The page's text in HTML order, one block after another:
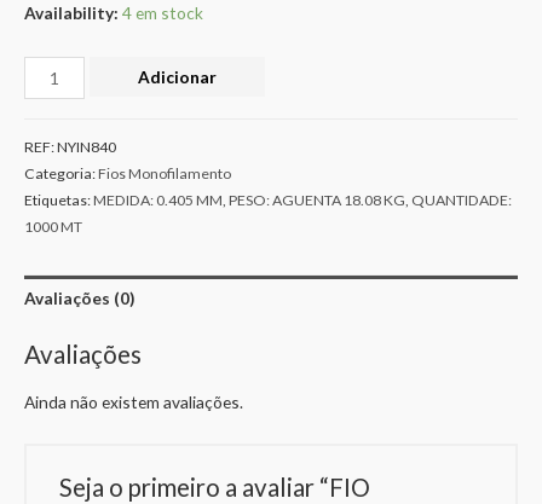
Availability: 4 em stock
Adicionar
REF:NYIN840
Categoria:Fios Monofilamento
Etiquetas:MEDIDA: 0.405 MM, PESO: AGUENTA 18.08 KG, QUANTIDADE:
1000 MT
Avaliações (0)
Avaliações
Ainda não existem avaliações.
Seja o primeiro a avaliar “FIO